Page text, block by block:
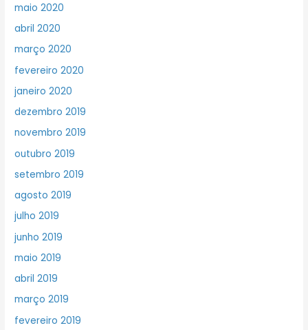
maio 2020
abril 2020
março 2020
fevereiro 2020
janeiro 2020
dezembro 2019
novembro 2019
outubro 2019
setembro 2019
agosto 2019
julho 2019
junho 2019
maio 2019
abril 2019
março 2019
fevereiro 2019